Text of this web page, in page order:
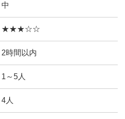
中
★★★☆☆
2時間以内
1～5人
4人